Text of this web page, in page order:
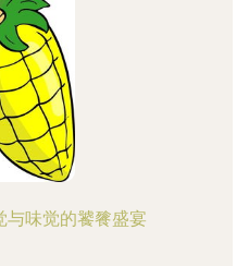
与味觉的饕餮盛宴